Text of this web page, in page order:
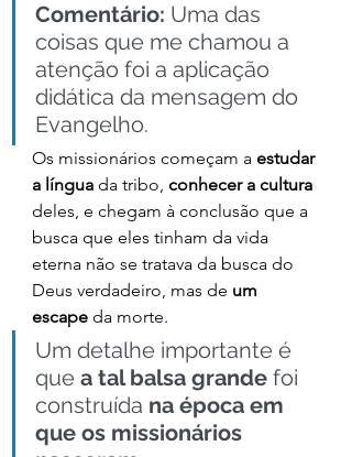
Comentário: Uma das
coisas que me chamou a
atenção foi a aplicação
didática da mensagem do
Evangelho.
Os missionários começam a estudar
a língua da tribo, conhecer a cultura
deles, e chegam à conclusão que a
busca que eles tinham da vida
eterna não se tratava da busca do
Deus verdadeiro, mas de um
escape da morte.
Um detalhe importante é
que a tal balsa grande foi
construída na época em
que os missionários